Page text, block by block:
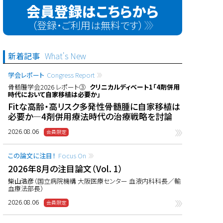
会員登録はこちらから
（登録・ご利用は無料です）
新着記事 What's New
学会レポート Congress Report
骨髄腫学会2026 レポート③ クリニカルディベート1「4剤併用
時代において自家移植は必要か」
Fitな高齢・高リスク多発性骨髄腫に自家移植は
必要か―4剤併用療法時代の治療戦略を討論
2026.08.06
この論文に注目！ Focus On
2026年8月の注目論文（Vol. 1）
柴山浩彦（国立病院機構 大阪医療センター 血液内科科長／輸
血療法部長）
2026.08.06